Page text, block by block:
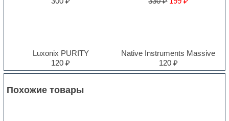
Luxonix PURITY
120 ₽
Native Instruments Massive
120 ₽
Похожие товары